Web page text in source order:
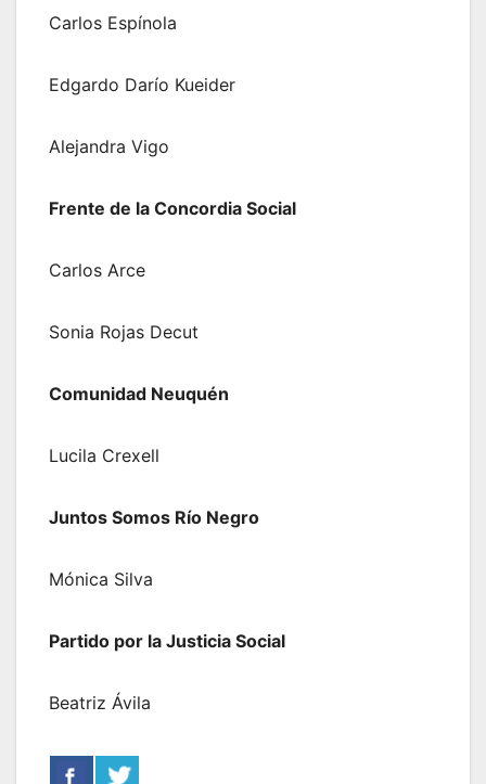
Carlos Espínola
Edgardo Darío Kueider
Alejandra Vigo
Frente de la Concordia Social
Carlos Arce
Sonia Rojas Decut
Comunidad Neuquén
Lucila Crexell
Juntos Somos Río Negro
Mónica Silva
Partido por la Justicia Social
Beatriz Ávila